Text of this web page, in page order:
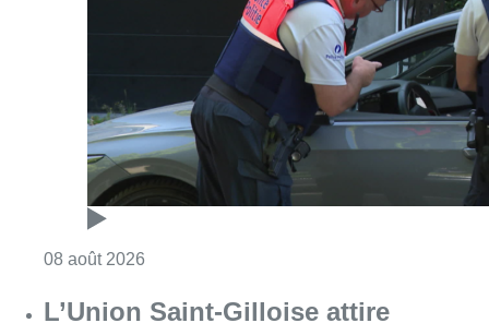
08 août 2026
L’Union Saint-Gilloise attire